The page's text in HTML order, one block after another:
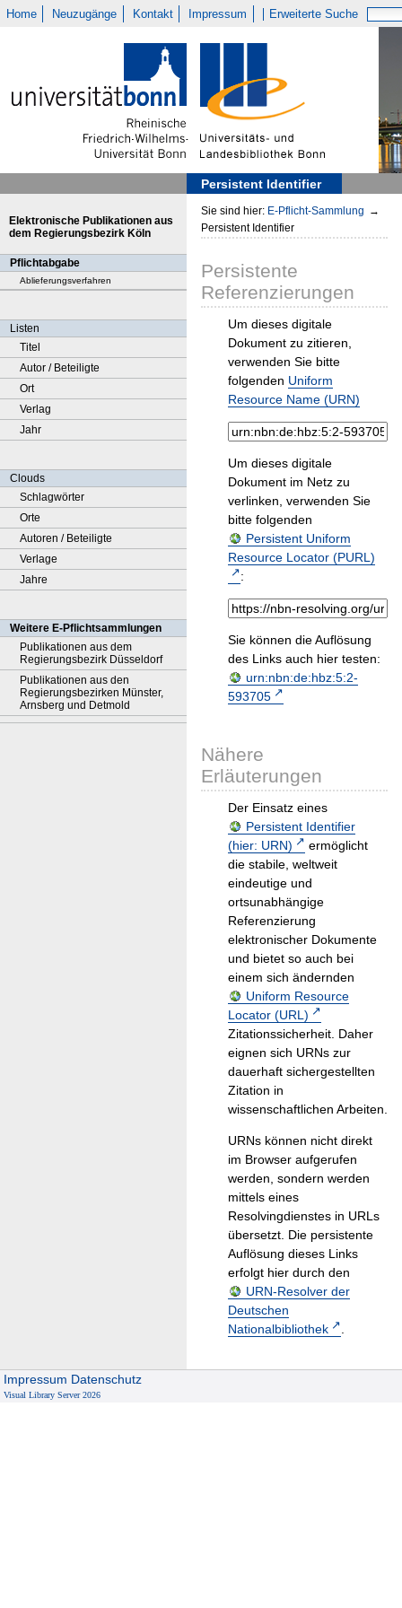
Home Neuzugänge Kontakt Impressum Erweiterte Suche
Persistent Identifier
Elektronische Publikationen aus
dem Regierungsbezirk Köln
Pflichtabgabe
Ablieferungsverfahren
Listen
Titel
Autor / Beteiligte
Ort
Verlag
Jahr
Clouds
Schlagwörter
Orte
Autoren / Beteiligte
Verlage
Jahre
Weitere E-Pflichtsammlungen
Publikationen aus dem
Regierungsbezirk Düsseldorf
Publikationen aus den
Regierungsbezirken Münster,
Arnsberg und Detmold
Sie sind hier: E-Pflicht-Sammlung →
Persistent Identifier
Persistente
Referenzierungen
Um dieses digitale
Dokument zu zitieren,
verwenden Sie bitte
folgenden Uniform
Resource Name (URN)
Um dieses digitale
Dokument im Netz zu
verlinken, verwenden Sie
bitte folgenden
Persistent Uniform
Resource Locator (PURL)
:
Sie können die Auflösung
des Links auch hier testen:
urn:nbn:de:hbz:5:2-
593705
Nähere
Erläuterungen
Der Einsatz eines
Persistent Identifier
(hier: URN)
ermöglicht
die stabile, weltweit
eindeutige und
ortsunabhängige
Referenzierung
elektronischer Dokumente
und bietet so auch bei
einem sich ändernden
Uniform Resource
Locator (URL)
Zitationssicherheit. Daher
eignen sich URNs zur
dauerhaft sichergestellten
Zitation in
wissenschaftlichen Arbeiten.
URNs können nicht direkt
im Browser aufgerufen
werden, sondern werden
mittels eines
Resolvingdienstes in URLs
übersetzt. Die persistente
Auflösung dieses Links
erfolgt hier durch den
URN-Resolver der
Deutschen
Nationalbibliothek
.
Impressum Datenschutz
Visual Library Server 2026